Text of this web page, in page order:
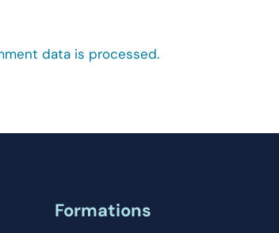
data is processed.
Formations